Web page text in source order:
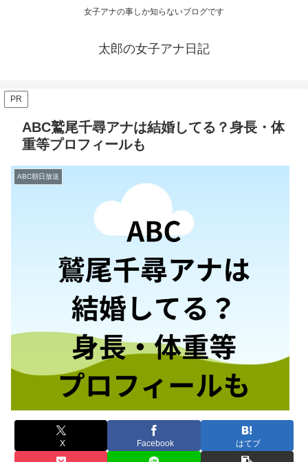
女子アナの事しか知らないブログです
太郎の女子アナ日記
PR
ABC鷲尾千尋アナは結婚してる？身長・体
重等プロフィールも
ABC朝日放送
X Facebook はてブ